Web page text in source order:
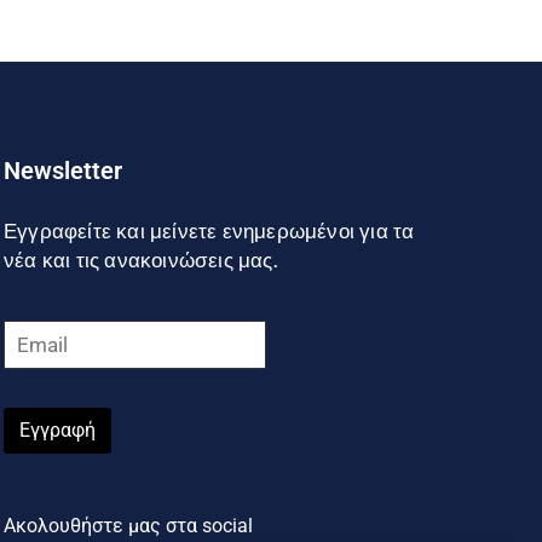
Newsletter
Εγγραφείτε και μείνετε ενημερωμένοι για τα
νέα και τις ανακοινώσεις μας.
Εγγραφή
Ακολουθήστε μας στα social